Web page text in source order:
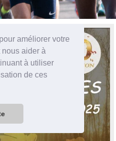
améliorer votre
aider à
à utiliser
de ces